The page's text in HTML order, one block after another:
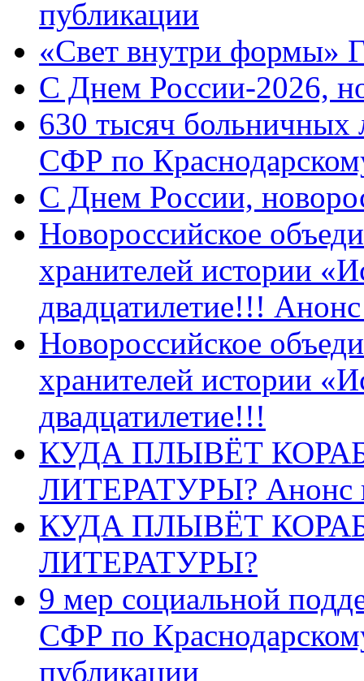
публикации
«Свет внутри формы»
C Днем России-2026,
630 тысяч больничных
СФР по
C Днем России,
Новороссийское
хранителей истории
двадцатилетие!!!
Новороссийское
хранителей истории
двадцатилетие!!!
КУДА ПЛЫВЁТ
ЛИТЕРАТУРЫ? Анонс
КУДА ПЛЫВЁТ
ЛИТЕРАТУРЫ?
9 мер социальной
СФР по
публикации